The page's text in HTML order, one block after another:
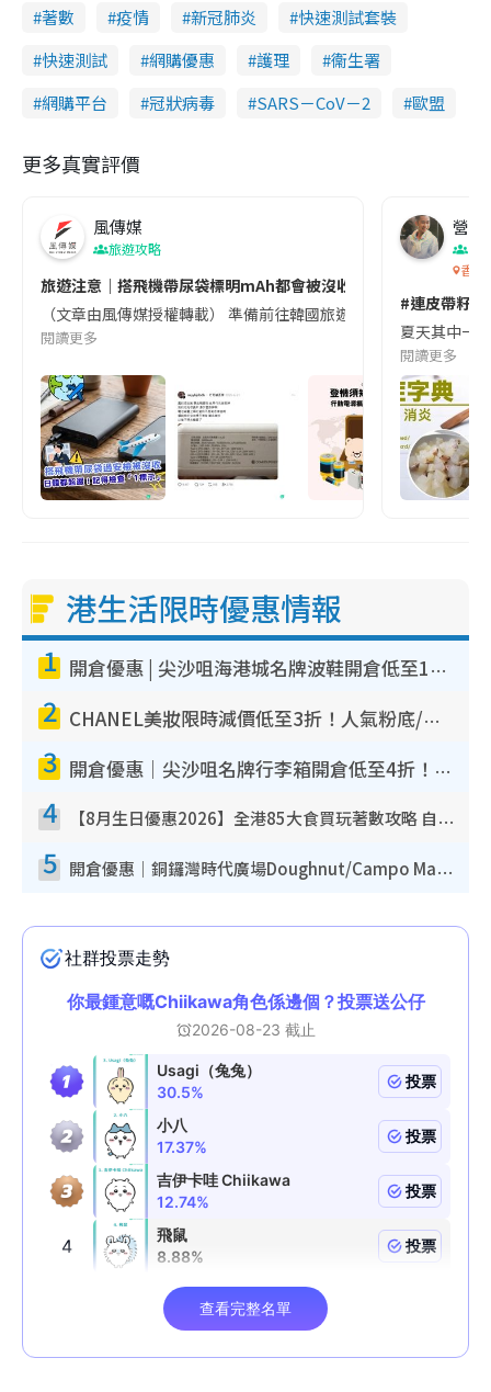
著數 疫情 新冠肺炎
快速測試套裝
快速測試
網購優惠 護理
衞生署
網購平台
冠狀病毒 SARS－CoV－2 歐盟
更多真實評價
風傳媒
旅遊攻略
旅遊注意｜搭飛機帶尿袋標明mAh都會被沒收😱出發前切記檢查
（文章由風傳媒授權轉載） 準備前往韓國旅遊的民眾，近期要
閱讀更多
營養
香港
#連皮帶籽
夏天其中一
閱讀更多
港生活限時優惠情報
1 開倉優惠 | 尖沙咀海港城名牌波鞋開倉低至1折！On鞋$899起／Joy&Peace鞋履$98起
2 CHANEL美妝限時減價低至3折！人氣粉底/唇膏/精華液低至$275！COCO香水都有平
3 開倉優惠｜尖沙咀名牌行李箱開倉低至4折！一連5日 American Tourister/ace./Hallmark $200起！
4 【8月生日優惠2026】全港85大食買玩著數攻略 自助餐/火鍋放題同行免費＋誠品/DONKI送現金券
5 開倉優惠｜銅鑼灣時代廣場Doughnut/Campo Marzio開倉低至1折！背囊、書包、手袋劈價$200起